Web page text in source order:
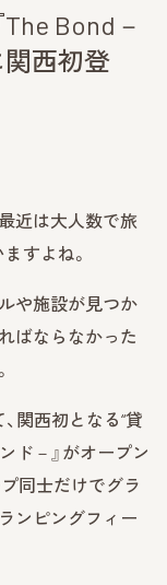
Bond－
西初登
近は大人数で旅
すよね。
や施設が見つか
ばならなかった
関西初となる“貸
ド－』がオープン
同士だけでグラ
ンピングフィー